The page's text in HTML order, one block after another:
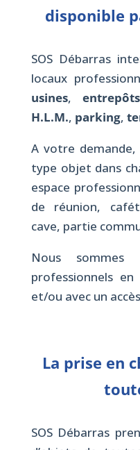
disponible
SOS Débarras
locaux
usines, entrepôts
H.L.M., parking,
A votre
type objet dans
espace
de réunion,
cave, partie
Nous sommes
professionnels
et/ou avec un
La prise en
SOS Débarras